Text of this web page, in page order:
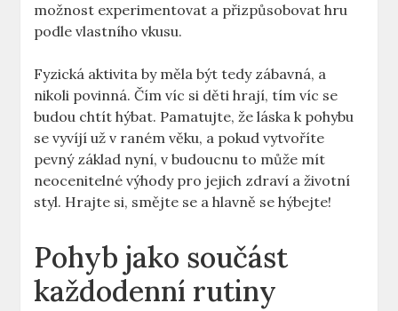
možnost experimentovat a přizpůsobovat hru
podle vlastního vkusu.
Fyzická aktivita by měla být tedy zábavná, a
nikoli povinná. Čím víc si děti hrají, tím víc se
budou chtít hýbat. Pamatujte, že láska k pohybu
se vyvíjí už v raném věku, a pokud vytvoříte
pevný základ nyní, v budoucnu to může mít
neocenitelné výhody pro jejich zdraví a životní
styl. Hrajte si, smějte se a hlavně se hýbejte!
Pohyb jako součást
každodenní rutiny